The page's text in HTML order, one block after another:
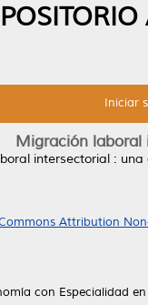
Iniciar
Migración laboral
intersectorial : una
Attribution
con Especialidad